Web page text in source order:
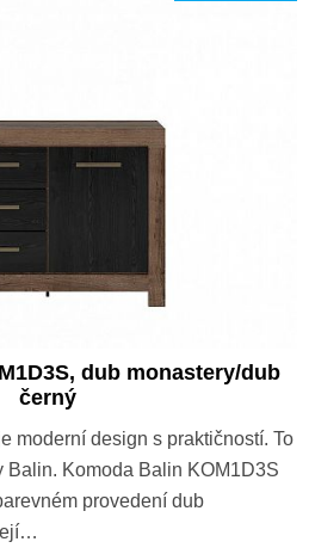
dub monastery/dub
černý
moderní design s praktičností. To
Balin. Komoda Balin KOM1D3S
provedení dub